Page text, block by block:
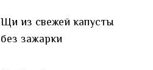
Щи из свежей капусты
без зажарки